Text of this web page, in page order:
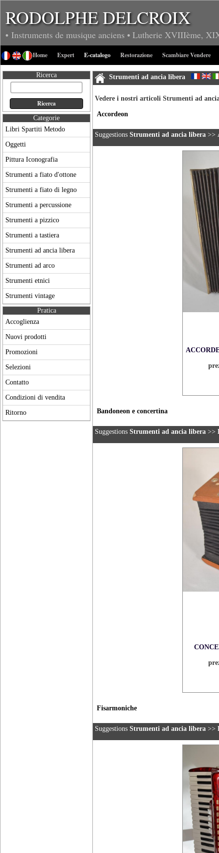
RODOLPHE DELCROIX
• Instruments de musique anciens • Lutherie XVIIIème,
Home Expert E-catalogo Restorazione Scambiare Vendere
Ricerca
Categorie
Libri Spartiti Metodo
Oggetti
Pittura Iconografia
Strumenti a fiato d'ottone
Strumenti a fiato di legno
Strumenti a percussione
Strumenti a pizzico
Strumenti a tastiera
Strumenti ad ancia libera
Strumenti ad arco
Strumenti etnici
Strumenti vintage
Pratica
Accoglienza
Nuovi prodotti
Promozioni
Selezioni
Contatto
Condizioni di vendita
Ritorno
Strumenti ad ancia libera
Vedere i nostri articoli Strumenti ad
Accordeon
Suggestions Strumenti ad ancia libera >>
Bandoneon e concertina
Suggestions Strumenti ad ancia libera >>
Fisarmoniche
Suggestions Strumenti ad ancia libera >>